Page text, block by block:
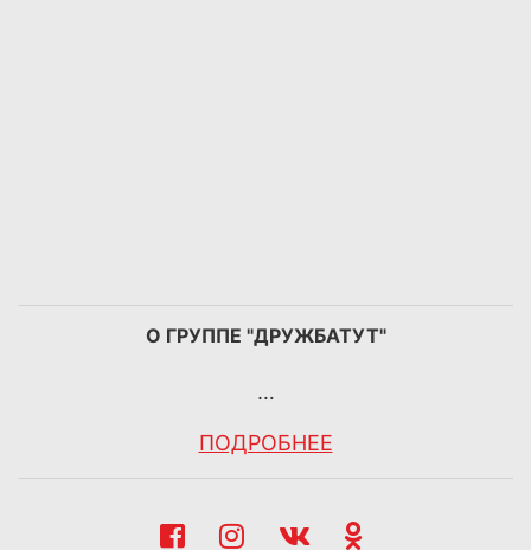
О ГРУППЕ "ДРУЖБАТУТ"
…
ПОДРОБНЕЕ